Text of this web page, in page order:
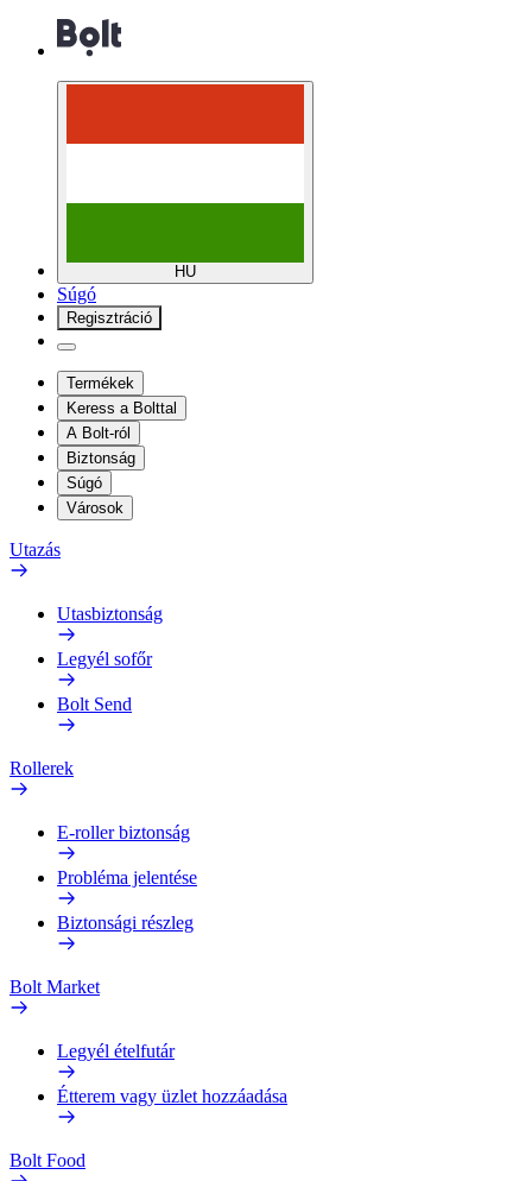
HU
Súgó
Regisztráció
Termékek
Keress a Bolttal
A Bolt-ról
Biztonság
Súgó
Városok
Utazás
Utasbiztonság
Legyél sofőr
Bolt Send
Rollerek
E-roller biztonság
Probléma jelentése
Biztonsági részleg
Bolt Market
Legyél ételfutár
Étterem vagy üzlet hozzáadása
Bolt Food